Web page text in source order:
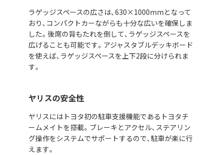
ラゲッジスペースの広さは、630×1000mmとなって
おり、コンパクトカーながらも十分な広いを確保しま
した。後席の背もたれを倒して、ラゲッジスペースを
広げることも可能です。アジャスタブルデッキボード
を使えば、ラゲッジスペースを上下2段に分けられま
す。
ヤリスの安全性
ヤリスにはトヨタ初の駐車支援機能であるトヨタチ
ームメイトを搭載。ブレーキとアクセル、ステアリン
グ操作をシステムでサポートするので、駐車が楽に行
えます。